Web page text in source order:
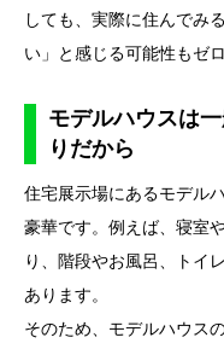
しても、実際に住んでみ
い」と感じる可能性もゼ
モデルハウスは
りだから
住宅展示場にあるモデル
豪華です。例えば、寝室
り、階段やお風呂、トイ
あります。
そのため、モデルハウス